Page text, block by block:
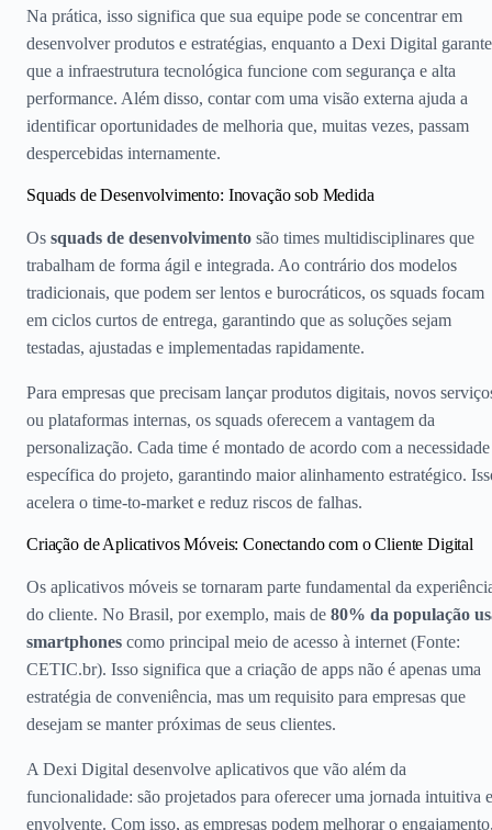
Na prática, isso significa que sua equipe pode se concentrar em
desenvolver produtos e estratégias, enquanto a Dexi Digital garante
que a infraestrutura tecnológica funcione com segurança e alta
performance. Além disso, contar com uma visão externa ajuda a
identificar oportunidades de melhoria que, muitas vezes, passam
despercebidas internamente.
Squads de Desenvolvimento: Inovação sob Medida
Os squads de desenvolvimento são times multidisciplinares que
trabalham de forma ágil e integrada. Ao contrário dos modelos
tradicionais, que podem ser lentos e burocráticos, os squads focam
em ciclos curtos de entrega, garantindo que as soluções sejam
testadas, ajustadas e implementadas rapidamente.
Para empresas que precisam lançar produtos digitais, novos
ou plataformas internas, os squads oferecem a vantagem da
personalização. Cada time é montado de acordo com a necessidade
específica do projeto, garantindo maior alinhamento estratégico.
acelera o time-to-market e reduz riscos de falhas.
Criação de Aplicativos Móveis: Conectando com o Cliente Digital
Os aplicativos móveis se tornaram parte fundamental da
do cliente. No Brasil, por exemplo, mais de 80% da população
smartphones como principal meio de acesso à internet (Fonte:
CETIC.br). Isso significa que a criação de apps não é apenas uma
estratégia de conveniência, mas um requisito para empresas que
desejam se manter próximas de seus clientes.
A Dexi Digital desenvolve aplicativos que vão além da
funcionalidade: são projetados para oferecer uma jornada intuitiva e
envolvente. Com isso, as empresas podem melhorar o